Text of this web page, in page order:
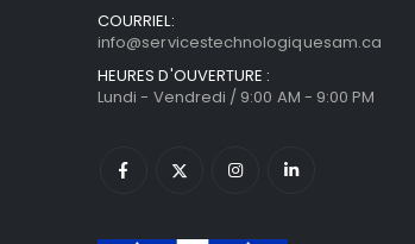
COURRIEL:
info@servicestechnologiquesam.ca
HEURES D'OUVERTURE :
Lundi - Vendredi / 9:00 AM - 9:00 PM